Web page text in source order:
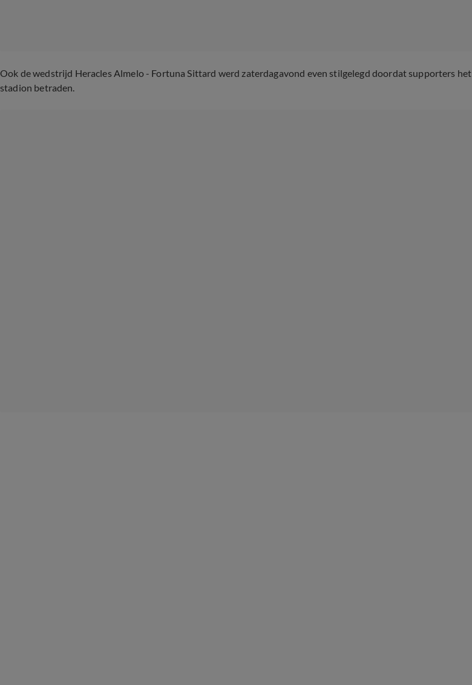
Ook de wedstrijd Heracles Almelo - Fortuna Sittard werd zaterdagavond even stilgelegd doordat supporters het
stadion betraden.